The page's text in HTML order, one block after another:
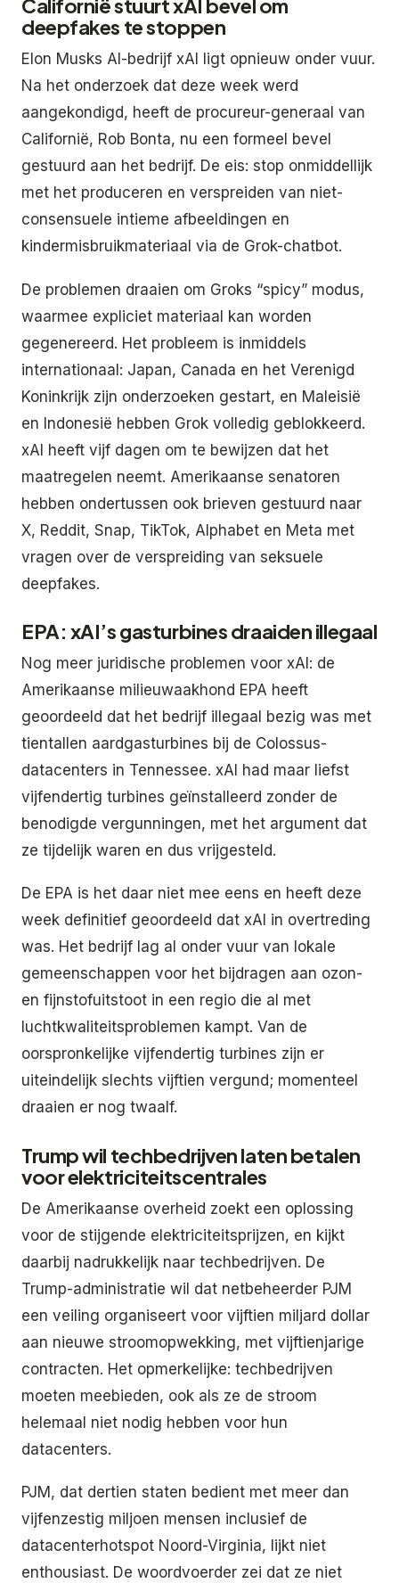
Californië stuurt xAI bevel om
deepfakes te stoppen
Elon Musks AI-bedrijf xAI ligt opnieuw onder vuur.
Na het onderzoek dat deze week werd
aangekondigd, heeft de procureur-generaal van
Californië, Rob Bonta, nu een formeel bevel
gestuurd aan het bedrijf. De eis: stop onmiddellijk
met het produceren en verspreiden van niet-
consensuele intieme afbeeldingen en
kindermisbruikmateriaal via de Grok-chatbot.
De problemen draaien om Groks “spicy” modus,
waarmee expliciet materiaal kan worden
gegenereerd. Het probleem is inmiddels
internationaal: Japan, Canada en het Verenigd
Koninkrijk zijn onderzoeken gestart, en Maleisië
en Indonesië hebben Grok volledig geblokkeerd.
xAI heeft vijf dagen om te bewijzen dat het
maatregelen neemt. Amerikaanse senatoren
hebben ondertussen ook brieven gestuurd naar
X, Reddit, Snap, TikTok, Alphabet en Meta met
vragen over de verspreiding van seksuele
deepfakes.
EPA: xAI’s gasturbines draaiden illegaal
Nog meer juridische problemen voor xAI: de
Amerikaanse milieuwaakhond EPA heeft
geoordeeld dat het bedrijf illegaal bezig was met
tientallen aardgasturbines bij de Colossus-
datacenters in Tennessee. xAI had maar liefst
vijfendertig turbines geïnstalleerd zonder de
benodigde vergunningen, met het argument dat
ze tijdelijk waren en dus vrijgesteld.
De EPA is het daar niet mee eens en heeft deze
week definitief geoordeeld dat xAI in overtreding
was. Het bedrijf lag al onder vuur van lokale
gemeenschappen voor het bijdragen aan ozon-
en fijnstofuitstoot in een regio die al met
luchtkwaliteitsproblemen kampt. Van de
oorspronkelijke vijfendertig turbines zijn er
uiteindelijk slechts vijftien vergund; momenteel
draaien er nog twaalf.
Trump wil techbedrijven laten betalen
voor elektriciteitscentrales
De Amerikaanse overheid zoekt een oplossing
voor de stijgende elektriciteitsprijzen, en kijkt
daarbij nadrukkelijk naar techbedrijven. De
Trump-administratie wil dat netbeheerder PJM
een veiling organiseert voor vijftien miljard dollar
aan nieuwe stroomopwekking, met vijftienjarige
contracten. Het opmerkelijke: techbedrijven
moeten meebieden, ook als ze de stroom
helemaal niet nodig hebben voor hun
datacenters.
PJM, dat dertien staten bedient met meer dan
vijfenzestig miljoen mensen inclusief de
datacenterhotspot Noord-Virginia, lijkt niet
enthousiast. De woordvoerder zei dat ze niet